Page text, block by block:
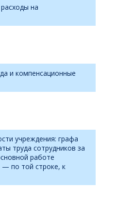
на
и компенсационные
учреждения: графа
труда сотрудников за
работе
— по той строке, к